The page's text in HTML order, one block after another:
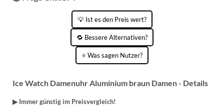
LAUFSCHUHE
OUTDOOR-SCHUHE
PUMPS
TASCHEN-ZUBEHÖR
💡 Ist es den Preis wert?
🔁 Bessere Alternativen?
⭐ Was sagen Nutzer?
Ice Watch Damenuhr Aluminium braun Damen - Details
▶ Immer günstig im Preisvergleich!